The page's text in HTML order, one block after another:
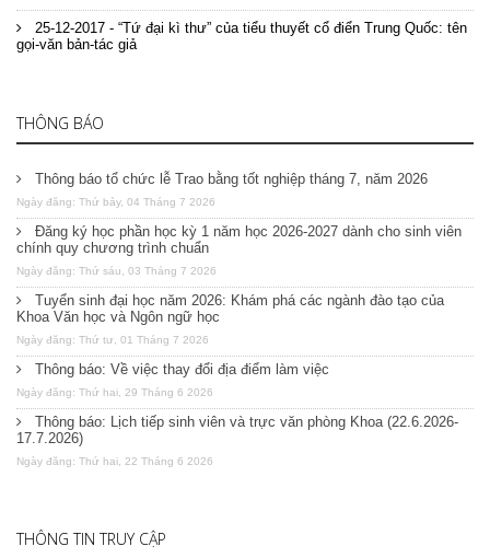
25-12-2017 - “Tứ đại kì thư” của tiểu thuyết cổ điển Trung Quốc: tên
gọi-văn bản-tác giả
THÔNG BÁO
Thông báo tổ chức lễ Trao bằng tốt nghiệp tháng 7, năm 2026
Ngày đăng: Thứ bảy, 04 Tháng 7 2026
Đăng ký học phần học kỳ 1 năm học 2026-2027 dành cho sinh viên
chính quy chương trình chuẩn
Ngày đăng: Thứ sáu, 03 Tháng 7 2026
Tuyển sinh đại học năm 2026: Khám phá các ngành đào tạo của
Khoa Văn học và Ngôn ngữ học
Ngày đăng: Thứ tư, 01 Tháng 7 2026
Thông báo: Về việc thay đổi địa điểm làm việc
Ngày đăng: Thứ hai, 29 Tháng 6 2026
Thông báo: Lịch tiếp sinh viên và trực văn phòng Khoa (22.6.2026-
17.7.2026)
Ngày đăng: Thứ hai, 22 Tháng 6 2026
THÔNG TIN TRUY CẬP